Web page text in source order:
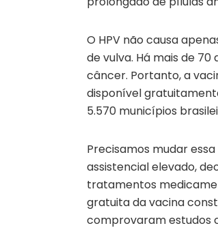
O HPV não causa
de vulva. Há mais de
câncer. Portanto, a
disponível
5.570 municípios
Precisamos mudar
assistencial elevado,
tratamentos
gratuita da vacina
comprovaram estudos